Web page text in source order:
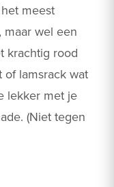
meest
wel een
krachtig rood
of lamsrack wat
lekker met je
(Niet tegen